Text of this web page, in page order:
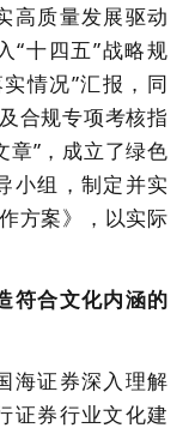
高质量发展驱动
“十四五”战略规
情况”汇报，同
合规专项考核指
章”，成立了绿色
小组，制定并实
方案》，以实际
符合文化内涵的
海证券深入理解
证券行业文化建